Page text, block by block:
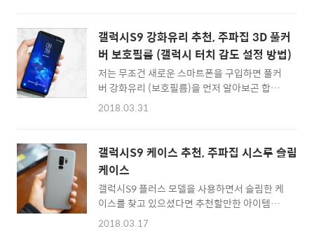
스펙과 가격을 살펴보면 스냅드래곤 835, 램
6GB, 내장용량 64GB 라는 고성능 모델을 40
만..
다 꺼놓고 사용하는데요. 방법을 쉽게 정리하면
아래와 같습니다. 빅스비 버튼 비활성화 하기
▲ 빅스비 홈 화면에서 설정 -> 빅스비 버튼 스
위치 OFF 먼저 빅스비 버튼을 짧게 누르거나 화
면에서 제일 왼쪽으로 이동해 빅스비 홈으로 갑
니다. 그러면 제일 최상단에 설정을 할 수 있는
고 쓰여져 있는 기능이 있습니다. 이걸 비활성화
하면 빅스비 버튼을 실수로 눌러도 빅스비 홈이
호출..
갤럭시S9 강화유리 추천, 주파집 3D 풀커
버 보호필름 (갤럭시 터치 감도 설정 방법)
저는 무조건 새로운 스마트폰을 구입하면 풀커
버 강화유리 (보호필름)을 먼저 알아보곤 합니
다.특히 요즘처럼 5~6인치 대화면 베젤리스 스
는 강화유리인데요. 갤럭시S9 플러스를 사용하
면서 이번에도 역시 주파집(Jupazip) 제품을
선택하게 되었습니다. 가성비가 뛰어나고 믿을
수 있는 휴대폰 악세사리 브랜드죠 ^^▲ 갤럭시
S9 3D 풀커버 강화유리 보호필름:: 주파집 갤럭
시S9 강화유리 제품 상세 페이지 바로가기 :: 갤
2018.03.31
갤럭시S9 케이스 추천, 주파집 시스루 슬림
케이스
갤럭시S9 플러스 모델을 사용하면서 슬림한 케
이스를 찾고 있으셨다면 추천할만한 아이템이
있어 포스팅을 해봅니다. 저는 매번 새로운 스마
2018.03.17